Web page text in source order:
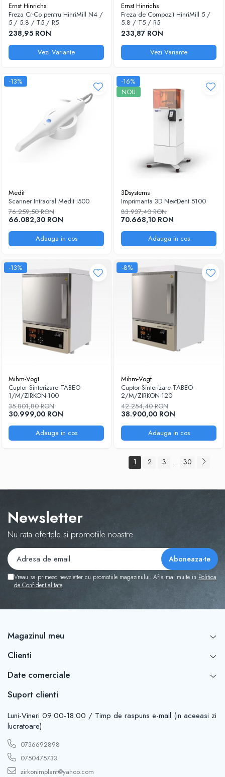
Ernst Hinrichs
Freza Cr-Co pentru HinriMill N4 /
5 / 5.8 / T5 / R5
238,95 RON
Vezi Variante
Ernst Hinrichs
Freza de Compozit HinriMill 5 /
5.8 / T5 / R5
233,87 RON
Vezi Variante
-13%
Medit
Scanner Intraoral Medit i500
76.259,50 RON
66.082,30 RON
Adauga in cos
-16%
NOU
3Dsystems
Imprimanta 3D NextDent 5100
83.937,40 RON
70.668,10 RON
Adauga in cos
-13%
Mihm-Vogt
Cuptor Sinterizare TABEO-
1/M/ZIRKON-100
35.801,80 RON
30.999,00 RON
Adauga in cos
-8%
Mihm-Vogt
Cuptor Sinterizare TABEO-
2/M/ZIRKON-120
42.254,40 RON
38.900,00 RON
Adauga in cos
1 2 3 ... 30
Newsletter
Nu rata ofertele si promotiile noastre
Vreau sa primesc newsletter cu promotiile magazinului. Afla mai multe in Politica
de Confidentialitate
Magazinul meu
Clienti
Date comerciale
Suport clienti
Luni-Vineri 09:00-18:00 / Timp de raspuns e-mail (in aceeasi zi
lucratoare)
0736692898
0750475733
zirkonimplant@yahoo.com